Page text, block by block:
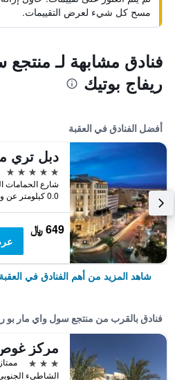
مسح كل شيء لعرض التقييمات.
فنادق مشابهة لـ
ريفاج بوتيك
أفضل الفنادق في العقبة
5 نجوم
0.0 كيلومتر عن وسط المدينة
649 ﷼
شاهد المزيد من أهم الفنادق في العقبة
فنادق بالقرب من منتجع سول واي مار بو
3 نجوم
ممتاز 8.3